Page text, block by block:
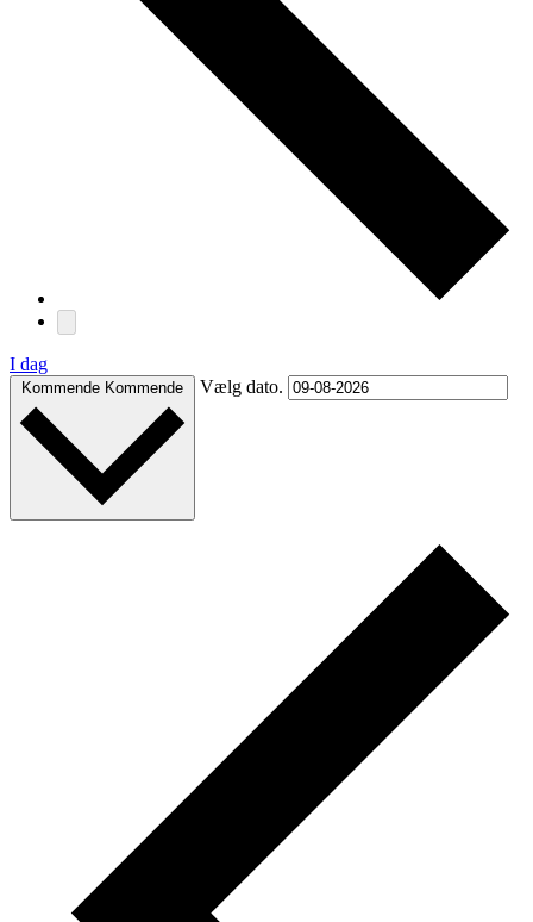
I dag
Kommende Kommende Vælg dato.